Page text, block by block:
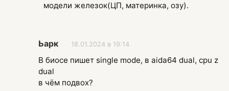
модели железок(ЦП, материнка, озу).
Ьарк 18.01.2024 в 19:14
В биосе пишет single mode, в aida64 dual, cpu z
dual
в чём подвох?